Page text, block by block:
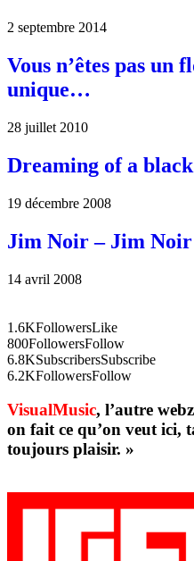
2 septembre 2014
Vous n’êtes pas un
unique…
28 juillet 2010
Dreaming of a
19 décembre 2008
Jim Noir – Jim Noir
14 avril 2008
1.6KFollowersLike
800FollowersFollow
6.8KSubscribersSubscribe
6.2KFollowersFollow
VisualMusic, l’autre
on fait ce qu’on veut ici,
toujours plaisir. »